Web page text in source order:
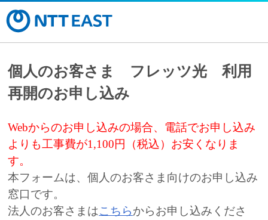
個人のお客さま フレッツ光 利用
再開のお申し込み
Webからのお申し込みの場合、電話でお申し込み
よりも工事費が1,100円（税込）お安くなりま
す。
本フォームは、個人のお客さま向けのお申し込み
窓口です。
法人のお客さまはこちらからお申し込みくださ